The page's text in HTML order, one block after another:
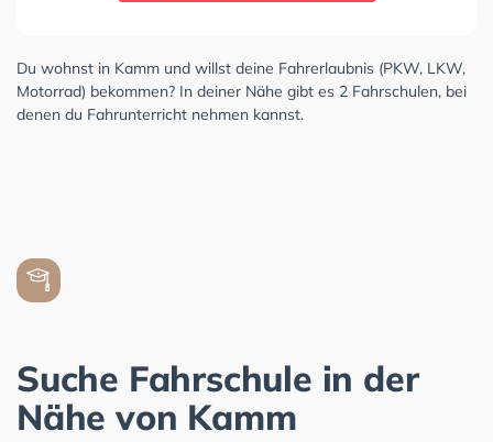
Du wohnst in Kamm und willst deine Fahrerlaubnis (PKW, LKW,
Motorrad) bekommen? In deiner Nähe gibt es 2 Fahrschulen, bei
denen du Fahrunterricht nehmen kannst.
Suche Fahrschule in der
Nähe von Kamm